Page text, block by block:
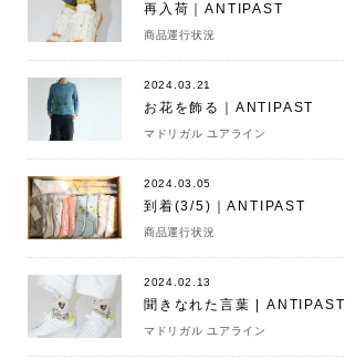
再入荷｜ANTIPAST
商品運行状況
2024.03.21
お花を飾る｜ANTIPAST
マドリガル ユアライン
2024.03.05
到着(3/5)｜ANTIPAST
商品運行状況
2024.02.13
聞きなれた言葉 | ANTIPAST
マドリガル ユアライン